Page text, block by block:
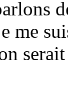
me